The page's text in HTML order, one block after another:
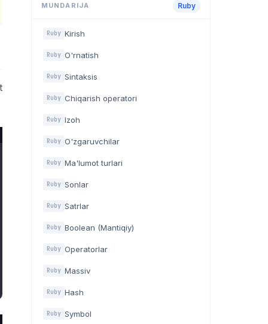
MUNDARIJA Ruby
Ruby Kirish
Ruby O'rnatish
Ruby Sintaksis
Ruby Chiqarish operatori
Ruby Izoh
Ruby O'zgaruvchilar
Ruby Ma'lumot turlari
Ruby Sonlar
Ruby Satrlar
Ruby Boolean (Mantiqiy)
Ruby Operatorlar
Ruby Massiv
Ruby Hash
Ruby Symbol